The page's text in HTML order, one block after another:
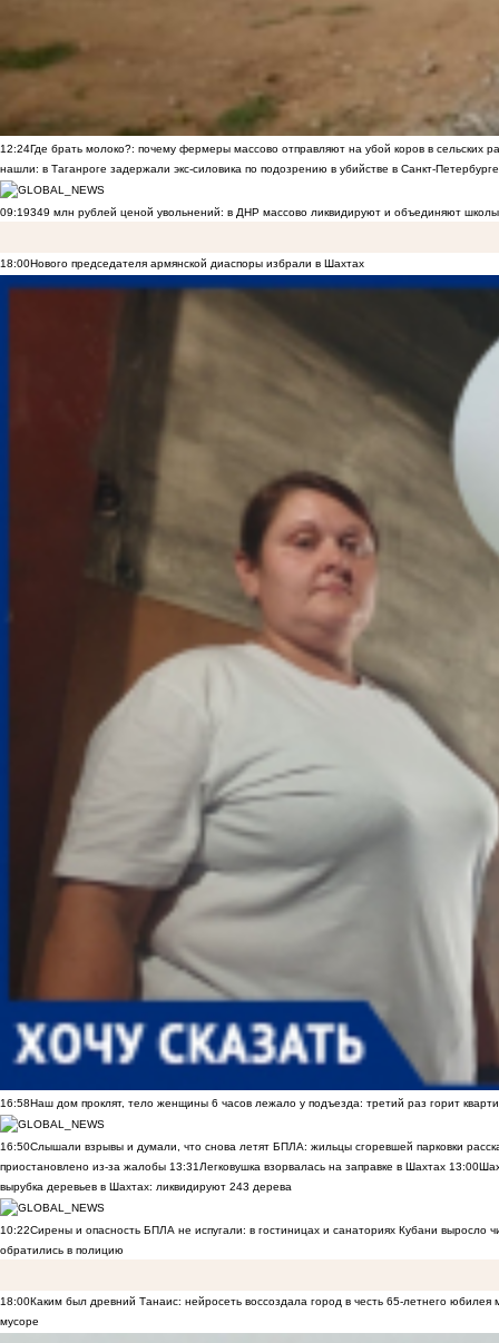
12:24Где брать молоко?: почему фермеры массово отправляют на убой коров в сельских
нашли: в Таганроге задержали экс-силовика по подозрению в убийстве в Санкт-Петербурге
09:19349 млн рублей ценой увольнений: в ДНР массово ликвидируют и объединяют
18:00Нового председателя армянской диаспоры избрали в Шахтах
16:58Наш дом проклят, тело женщины 6 часов лежало у подъезда: третий раз горит
16:50Слышали взрывы и думали, что снова летят БПЛА: жильцы сгоревшей парковки
приостановлено из-за жалобы 13:31 Легковушка взорвалась на заправке в Шахтах 13:00
вырубка деревьев в Шахтах: ликвидируют 243 дерева
10:22Сирены и опасность БПЛА не испугали: в гостиницах и санаториях Кубани выросло
обратились в полицию
18:00Каким был древний Танаис: нейросеть воссоздала город в честь 65-летнего юбилея
мусоре